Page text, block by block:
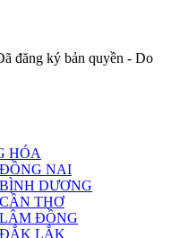
đăng ký bản quyền - Do
HÓA
NAI
DƯƠNG
THƠ
ĐỒNG
LẮK